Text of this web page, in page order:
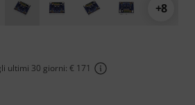
+8
ultimi 30 giorni: € 171